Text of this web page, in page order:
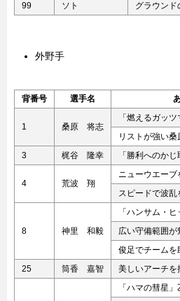
99
ソト グラウンド
外野手
背番号 選手名
1 桑原 将志
「燃えるガッ
リストが強い桑
3
梶谷 隆幸 「勝利へのか
4 荒波 翔
ニューウエーブ
スピードで波乱
8 神里 和毅
「ハンサム・
広い守備範囲が
俊足でチームを
25
筒香 嘉智 美しいアーチを
「ハマの彗星」